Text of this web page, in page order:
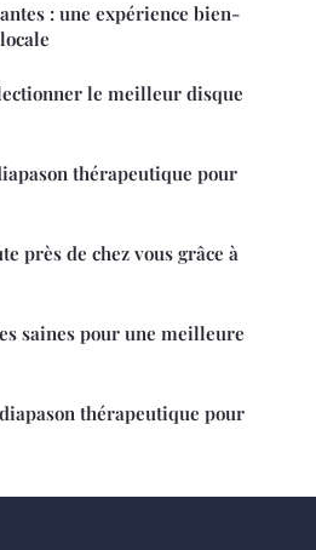
: une expérience bien-
le meilleur disque
thérapeutique pour
près de chez vous grâce à
saines pour une meilleure
thérapeutique pour